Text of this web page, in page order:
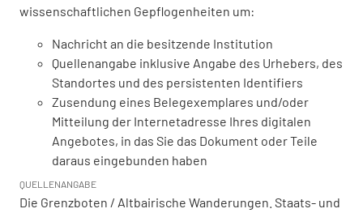
wissenschaftlichen Gepflogenheiten um:
Nachricht an die besitzende Institution
Quellenangabe inklusive Angabe des Urhebers, des
Standortes und des persistenten Identifiers
Zusendung eines Belegexemplares und/oder
Mitteilung der Internetadresse Ihres digitalen
Angebotes, in das Sie das Dokument oder Teile
daraus eingebunden haben
QUELLENANGABE
Die Grenzboten / Altbairische Wanderungen. Staats- und